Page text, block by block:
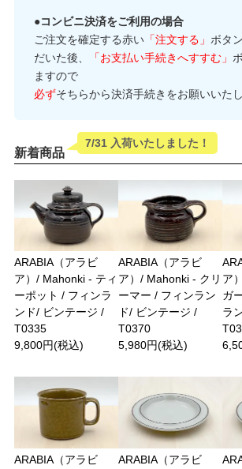
●コンビニ決済をご利用の場合
ご注文を確定する赤い「注文する」 ボタ
だいた後、
「お支払い手続きへすすむ」
ますので
必ずそちらから決済手続きをお願いいたし
新着商品
7/31 入荷いたしました！
ARABIA（アラビ
ア）/ Mahonki - ティ
ーポット / フィンラ
ンド/ ビンテージ /
T0335
9,800円(税込)
ARABIA（アラビ
ア）/ Mahonki - クリ
ーマー / フィンラン
ド/ ビンテージ /
T0370
5,980円(税込)
ア
ガ
ラ
ARABIA（アラビ
ARABIA（アラビ